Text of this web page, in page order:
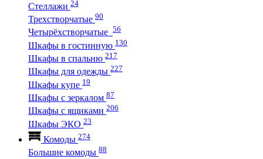
Стеллажи 24
Трехстворчатые 90
Четырёхстворчатые 56
Шкафы в гостинную 130
Шкафы в спальню 217
Шкафы для одежды 227
Шкафы купе 19
Шкафы с зеркалом 87
Шкафы с ящиками 206
Шкафы ЭКО 23
Комоды 274
Большие комоды 88